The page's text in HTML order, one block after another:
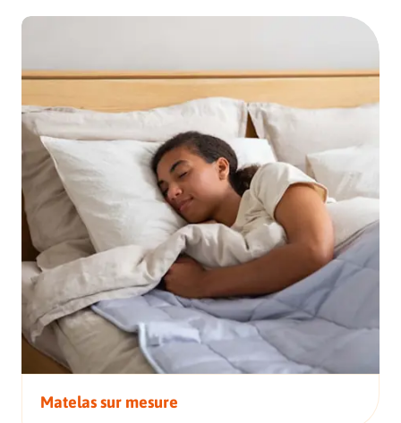
Matelas sur mesure